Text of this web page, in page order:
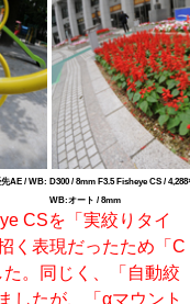
先AE / WB: D300 / 8mm F3.5 Fisheye CS /
WB:オート / 8mm
CSを「実絞りタイ
く表現だったため「C
。同じく、「自動絞
したが、「αマウント